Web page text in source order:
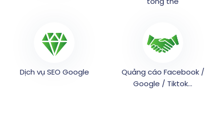
tổng thể
Dịch vụ SEO Google
Quảng cáo Facebook /
Google / Tiktok…